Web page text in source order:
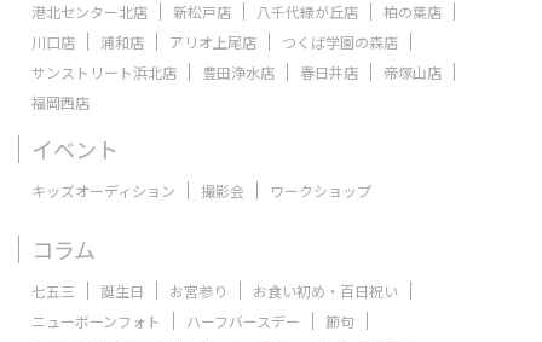
港北センター北店
新松戸店 八千代緑が丘店
柏の葉店
川口店
浦和店 アリオ上尾店
つくば学園の森店
サンストリート浜北店
豊田浄水店 春日井店
帝塚山店
福岡西店
イベント
キッズオーディション 撮影会 ワークショップ
コラム
七五三 誕生日 お宮参り
お食い初め・百日祝い
ニューボーンフォト
ハーフバースデー
節句